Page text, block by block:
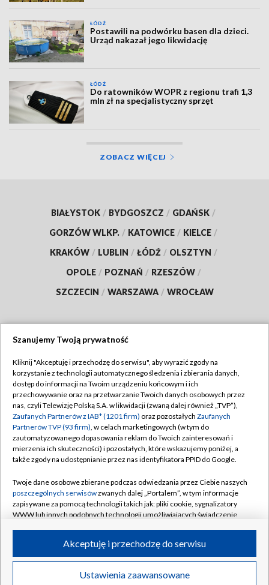
ŁÓDŹ
Postawili na podwórku basen dla dzieci.
Urząd nakazał jego likwidację
ŁÓDŹ
Do ratowników WOPR z regionu trafi 1,3
mln zł na specjalistyczny sprzęt
ZOBACZ WIĘCEJ
BIAŁYSTOK / BYDGOSZCZ / GDAŃSK /
GORZÓW WLKP. / KATOWICE / KIELCE /
KRAKÓW / LUBLIN / ŁÓDŹ / OLSZTYN /
OPOLE / POZNAŃ / RZESZÓW /
SZCZECIN / WARSZAWA / WROCŁAW
TVP
Abonament TVP
Emisja w TVP
Centrum informacji TVP
Naziemna Telewizja Cyfrowa
Rada Programowa
System NOS
Informacje o nadawcy
Program dla prasy
Regulamin TVP
Polityka prywatności
Moje zgody
Pomoc
Kontakt
Kanały
©2026 Telewizja Polska S.A. w likwidacji
Szanujemy Twoją prywatność
Kliknij "Akceptuję i przechodzę do serwisu", aby wyrazić zgody na
korzystanie z technologii automatycznego śledzenia i zbierania danych,
dostęp do informacji na Twoim urządzeniu końcowym i ich
przechowywanie oraz na przetwarzanie Twoich danych osobowych przez
nas, czyli Telewizję Polską S.A. w likwidacji (zwaną dalej również „TVP”),
Zaufanych Partnerów z IAB* (1201 firm) oraz pozostałych Zaufanych
Partnerów TVP (93 firm), w celach marketingowych (w tym do
zautomatyzowanego dopasowania reklam do Twoich zainteresowań i
mierzenia ich skuteczności) i pozostałych, które wskazujemy poniżej, a
także zgody na udostępnianie przez nas identyfikatora PPID do Google.
Twoje dane osobowe zbierane podczas odwiedzania przez Ciebie naszych
poszczególnych serwisówzwanych dalej „Portalem”, w tym informacje
zapisywane za pomocą technologii takich jak: pliki cookie, sygnalizatory
WWW lub innych podobnych technologii umożliwiających świadczenie
ruchu w Internecie.
Twoje dane osobowe zbierane podczas odwiedzania przez Ciebie
poszczególnych serwisówna Portalu, takie jak adresy IP, identyfikatory
Ustawienia zaawansowane
Akceptuję i przechodzę do serwisu